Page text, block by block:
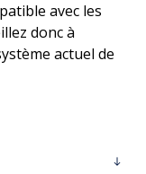
avec les
donc à
actuel de